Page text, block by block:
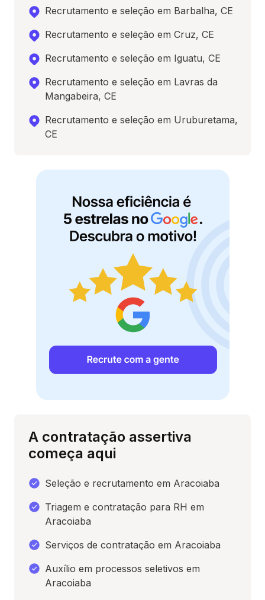
Recrutamento e seleção em Barbalha, CE
Recrutamento e seleção em Cruz, CE
Recrutamento e seleção em Iguatu, CE
Recrutamento e seleção em Lavras da
Mangabeira, CE
Recrutamento e seleção em Uruburetama,
CE
A contratação assertiva
começa aqui
Seleção e recrutamento em Aracoiaba
Triagem e contratação para RH em
Aracoiaba
Serviços de contratação em Aracoiaba
Auxílio em processos seletivos em
Aracoiaba